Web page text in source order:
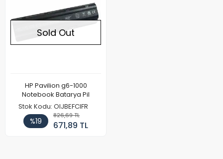
Sold Out
HP Pavilion g6-1000
Notebook Batarya Pil
Stok Kodu: OIJBEFCIFR
%19
826,69 TL
671,89 TL